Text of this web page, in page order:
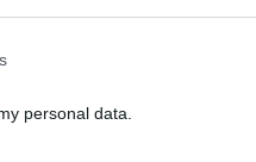
personal data.
domenica col
passando per la